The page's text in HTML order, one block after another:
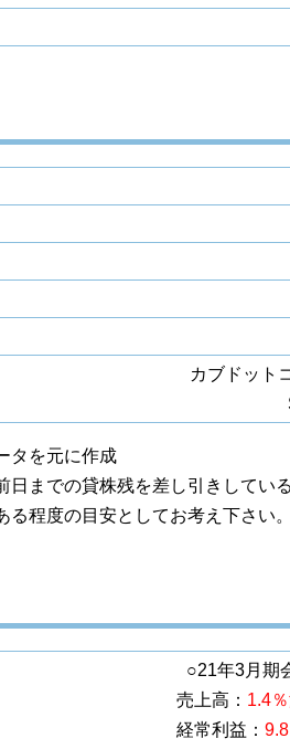
カブドット
タを元に作成
までの貸株残を差し引きしてい
程度の目安としてお考え下さい。
○21年3月期
売上高： 1.4
経常利益：